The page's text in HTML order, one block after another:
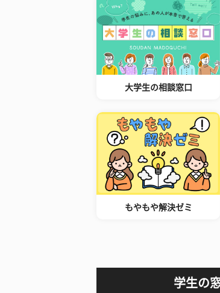
大学生の相談窓口
もやもや解決ゼミ
学生の